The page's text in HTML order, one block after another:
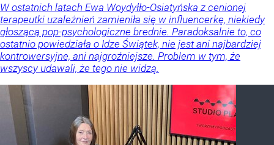
W ostatnich latach Ewa Woydyłło-Osiatyńska z cenionej
terapeutki uzależnień zamieniła się w influencerkę, niekiedy
głoszącą pop-psychologiczne brednie. Paradoksalnie to, co
ostatnio powiedziała o Idze Świątek, nie jest ani najbardziej
kontrowersyjne, ani najgroźniejsze. Problem w tym, że
wszyscy udawali, że tego nie widzą.